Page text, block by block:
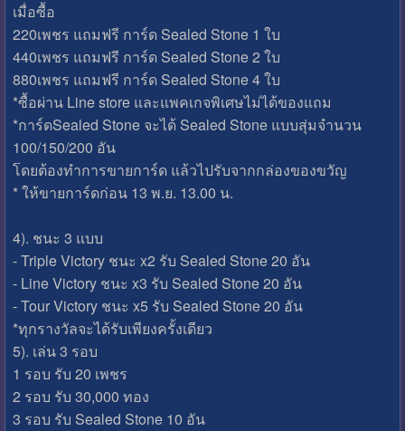
เมื่อซื้อ
220เพชร แถมฟรี การ์ด Sealed Stone 1 ใบ
440เพชร แถมฟรี การ์ด Sealed Stone 2 ใบ
880เพชร แถมฟรี การ์ด Sealed Stone 4 ใบ
*ซื้อผ่าน Line store และแพคเกจพิเศษไม่ได้ของแถม
*การ์ดSealed Stone จะได้ Sealed Stone แบบสุ่มจำนวน
100/150/200 อัน
โดยต้องทำการขายการ์ด แล้วไปรับจากกล่องของขวัญ
* ให้ขายการ์ดก่อน 13 พ.ย. 13.00 น.
4). ชนะ 3 แบบ
- Triple Victory ชนะ x2 รับ Sealed Stone 20 อัน
- Line Victory ชนะ x3 รับ Sealed Stone 20 อัน
- Tour Victory ชนะ x5 รับ Sealed Stone 20 อัน
*ทุกรางวัลจะได้รับเพียงครั้งเดียว
5). เล่น 3 รอบ
1 รอบ รับ 20 เพชร
2 รอบ รับ 30,000 ทอง
3 รอบ รับ Sealed Stone 10 อัน